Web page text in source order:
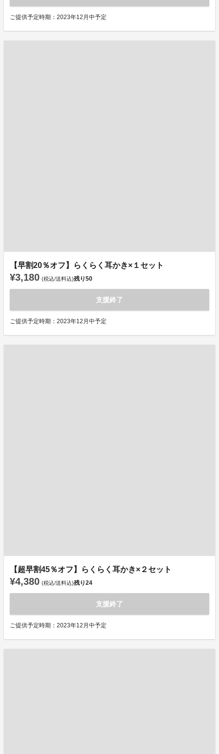
ご提供予定時期：2023年12月中予定
【早割20％オフ】らくらく耳かき×１セット
¥3,180 (税込/送料込)残り50
支援終了
ご提供予定時期：2023年12月中予定
【超早割45％オフ】らくらく耳かき×２セット
¥4,380 (税込/送料込)残り24
支援終了
ご提供予定時期：2023年12月中予定